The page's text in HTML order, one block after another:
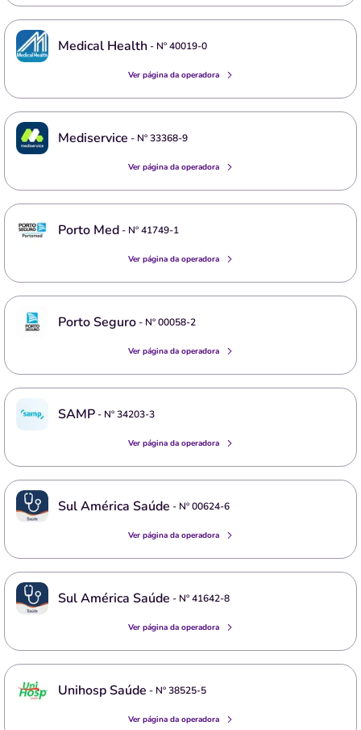
Medical Health- Nº40019-0
Ver página da operadora
Mediservice - Nº33368-9
Ver página da operadora
Porto Med- Nº41749-1
Ver página da operadora
Porto Seguro- Nº00058-2
Ver página da operadora
SAMP- Nº34203-3
Ver página da operadora
Sul América Saúde - Nº00624-6
Ver página da operadora
Sul América Saúde - Nº41642-8
Ver página da operadora
Unihosp Saúde - Nº38525-5
Ver página da operadora